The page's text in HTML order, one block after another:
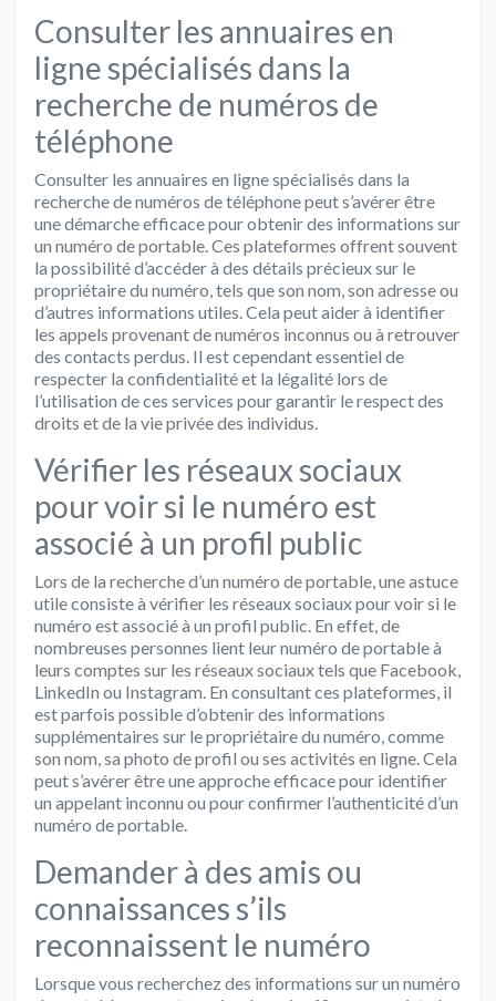
Consulter les annuaires en
ligne spécialisés dans la
recherche de numéros de
téléphone
Consulter les annuaires en ligne spécialisés dans la
recherche de numéros de téléphone peut s’avérer être
une démarche efficace pour obtenir des informations sur
un numéro de portable. Ces plateformes offrent souvent
la possibilité d’accéder à des détails précieux sur le
propriétaire du numéro, tels que son nom, son adresse ou
d’autres informations utiles. Cela peut aider à identifier
les appels provenant de numéros inconnus ou à retrouver
des contacts perdus. Il est cependant essentiel de
respecter la confidentialité et la légalité lors de
l’utilisation de ces services pour garantir le respect des
droits et de la vie privée des individus.
Vérifier les réseaux sociaux
pour voir si le numéro est
associé à un profil public
Lors de la recherche d’un numéro de portable, une astuce
utile consiste à vérifier les réseaux sociaux pour voir si le
numéro est associé à un profil public. En effet, de
nombreuses personnes lient leur numéro de portable à
leurs comptes sur les réseaux sociaux tels que Facebook,
LinkedIn ou Instagram. En consultant ces plateformes, il
est parfois possible d’obtenir des informations
supplémentaires sur le propriétaire du numéro, comme
son nom, sa photo de profil ou ses activités en ligne. Cela
peut s’avérer être une approche efficace pour identifier
un appelant inconnu ou pour confirmer l’authenticité d’un
numéro de portable.
Demander à des amis ou
connaissances s’ils
reconnaissent le numéro
Lorsque vous recherchez des informations sur un numéro